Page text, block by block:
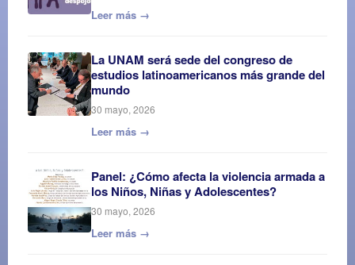
Leer más →
La UNAM será sede del congreso de
estudios latinoamericanos más grande del
mundo
30 mayo, 2026
Leer más →
Panel: ¿Cómo afecta la violencia armada a
los Niños, Niñas y Adolescentes?
30 mayo, 2026
Leer más →